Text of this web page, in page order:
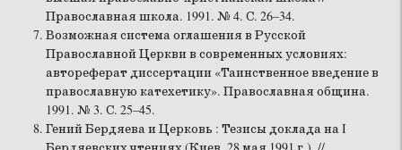
Православная школа. 1991. № 4. С. 26–34.
Возможная система оглашения в Русской
Православной Церкви в современных условиях:
автореферат диссертации «Таинственное введение в
православную катехетику». Православная община.
1991. № 3. С. 25–45.
Гений Бердяева и Церковь : Тезисы доклада на I